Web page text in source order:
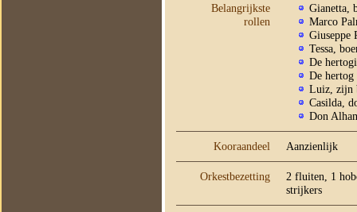
Belangrijkste
rollen
Gianetta,
Marco
Giuseppe
Tessa,
De
De
Luiz, zijn
Casilda,
Don
Kooraandeel Aanzienlijk
Orkestbezetting
2 fluiten, 1
strijkers